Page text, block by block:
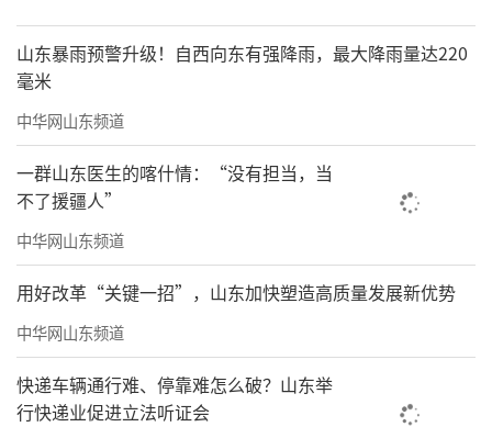
设，有效提升了通信网络覆盖的深度与质量
活跃基层群众文体生活
2025年，全市累计组织全民艺术普及公益
培训2606场，开展群众喜闻乐见的文化活动887
9场；组织市直院团精品剧目进剧场60场，“一
村一年一场戏”文化惠民活动实现行政村100%
全覆盖。全市12个县（市、区）均按要求实现1
个以上公共体育场馆免费或低收费开放，张贴
开放信息公示牌；举办“村BA”“村乒”等形
式的篮球、乒乓球、象棋+特色体育项目赛事66
51场次
山东暴雨预警升级！自西向东有强降雨，最大降雨量达220
毫米
中华网山东频道
一群山东医生的喀什情：“没有担当，当
不了援疆人”
中华网山东频道
用好改革“关键一招”，山东加快塑造高质量发展新优势
中华网山东频道
快递车辆通行难、停靠难怎么破？山东举
行快递业促进立法听证会